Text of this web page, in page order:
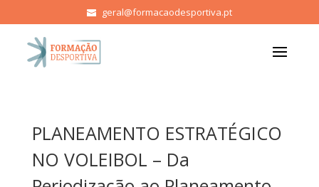
geral@formacaodesportiva.pt
PLANEAMENTO ESTRATÉGICO
NO VOLEIBOL – Da